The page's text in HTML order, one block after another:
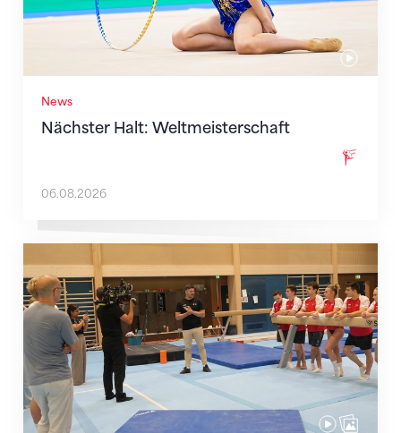
News
Nächster Halt: Weltmeisterschaft
06.08.2026
Mit klaren Zielen nach Zagreb